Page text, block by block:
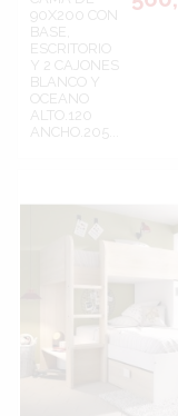
90X200 CON
BASE,
ESCRITORIO
Y 2 CAJONES
BLANCO Y
OCEANO
ALTO.120
ANCHO.205...